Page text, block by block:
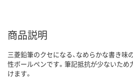
商品説明
三菱鉛筆のクセになる、なめらかな書き味
性ボールペンです。筆記抵抗が少ないた
けます。